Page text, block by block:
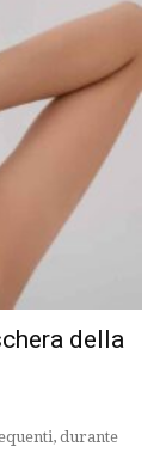
della
durante